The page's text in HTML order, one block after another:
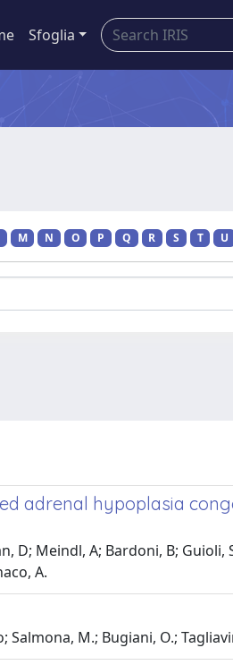
Sfoglia
M N O P Q R S T U
adrenal hypoplasia
D; Meindl, A; Bardoni, B; Guioli,
A.
M.; Bugiani, O.;